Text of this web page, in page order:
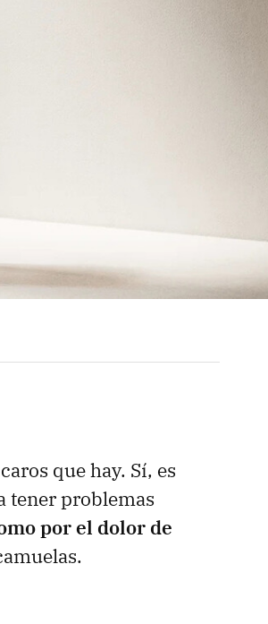
que hay. Sí, es
tener problemas
por el dolor de